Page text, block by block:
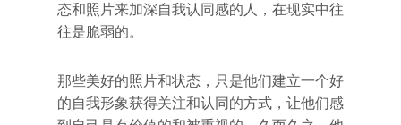
态和照片来加深自我认同感的人，在现实中往
往是脆弱的。
那些美好的照片和状态，只是他们建立一个好
的自我形象获得关注和认同的方式，让他们感